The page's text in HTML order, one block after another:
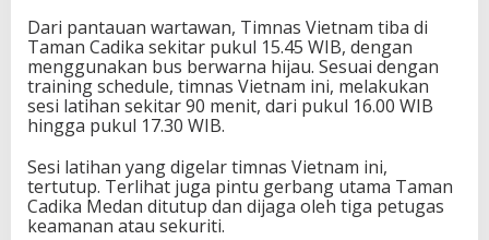
Dari pantauan wartawan, Timnas Vietnam tiba di
Taman Cadika sekitar pukul 15.45 WIB, dengan
menggunakan bus berwarna hijau. Sesuai dengan
training schedule, timnas Vietnam ini, melakukan
sesi latihan sekitar 90 menit, dari pukul 16.00 WIB
hingga pukul 17.30 WIB.
Sesi latihan yang digelar timnas Vietnam ini,
tertutup. Terlihat juga pintu gerbang utama Taman
Cadika Medan ditutup dan dijaga oleh tiga petugas
keamanan atau sekuriti.